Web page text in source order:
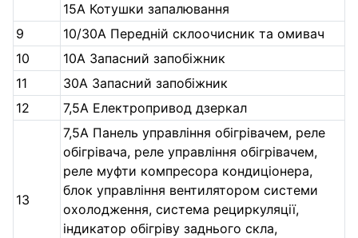
15A Котушки запалювання
9
10/30A Передній склоочисник та омивач
10
10A Запасний запобіжник
11
30A Запасний запобіжник
12
7,5A Електропривод дзеркал
13
7,5A Панель управління обігрівачем, реле
обігрівача, реле управління обігрівачем,
реле муфти компресора кондиціонера,
блок управління вентилятором системи
охолодження, система рециркуляції,
індикатор обігріву заднього скла,